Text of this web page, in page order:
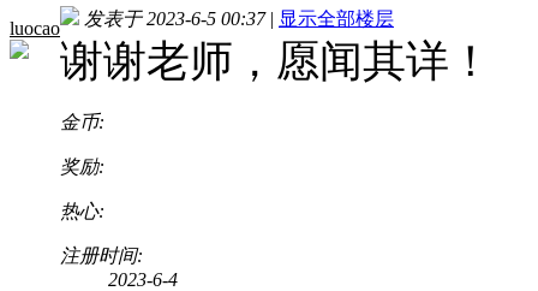
luocao 发表于 2023-6-5 00:37 | 显示全部楼层
谢谢老师，愿闻其详！
金币:
奖励:
热心:
注册时间:
2023-6-4